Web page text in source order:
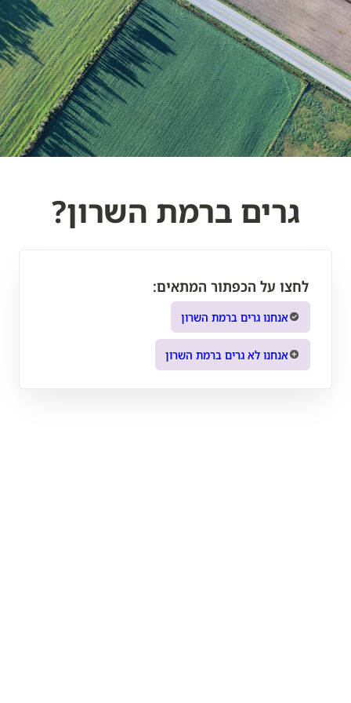
גרים ברמת השרון?
לחצו על הכפתור המתאים:
אנחנו גרים ברמת השרון
אנחנו לא גרים ברמת השרון